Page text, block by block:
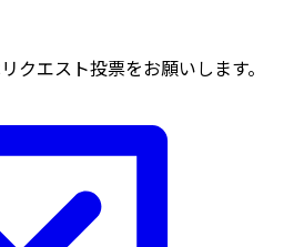
クエスト投票をお願いします。